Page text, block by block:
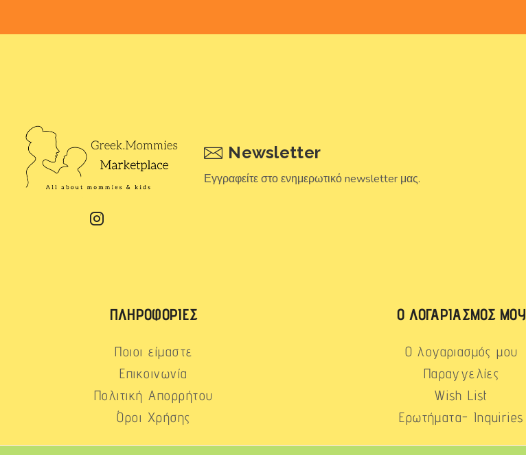
Newsletter
Εγγραφείτε στο ενημερωτικό newsletter μας.
ΠΛΗΡΟΦΟΡΊΕΣ
Ποιοι είμαστε
Επικοινωνία
Πολιτική Απορρήτου
Όροι Χρήσης
Ο ΛΟΓΑΡΙΑΣΜΌΣ ΜΟΥ
Ο λογαριασμός μου
Παραγγελίες
Wish List
Ερωτήματα- Inquiries